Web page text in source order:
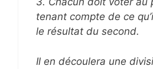
tenant compte de ce
le résultat du second.
Il en découlera une